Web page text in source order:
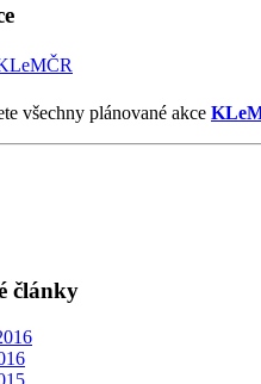
všechny plánované akce
články